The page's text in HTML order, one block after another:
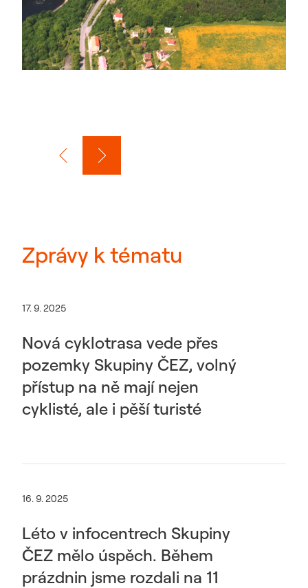
Zprávy k tématu
17. 9. 2025
Nová cyklotrasa vede přes
pozemky Skupiny ČEZ, volný
přístup na ně mají nejen
cyklisté, ale i pěší turisté
16. 9. 2025
Léto v infocentrech Skupiny
ČEZ mělo úspěch. Během
prázdnin jsme rozdali na 11